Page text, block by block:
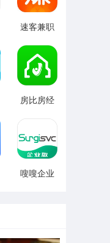
速客兼职
新
房比房经
嗖嗖企业